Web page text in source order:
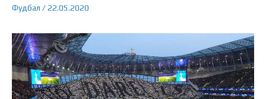
Фудбал /22.05.2020